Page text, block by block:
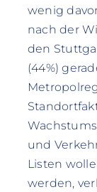
wenig
nach der
den
(44%)
und
Listen
werden,